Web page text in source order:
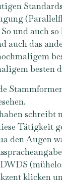
und auch
auch das
besten
schreibt
Tätigkeit
den Augen
klicken